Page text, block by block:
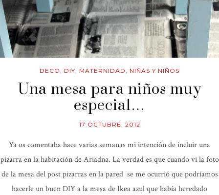
DECO, DIY, MATERNIDAD, NIÑAS Y NIÑOS
Una mesa para niños muy
especial…
17 OCTUBRE, 2012
Ya os comentaba hace varias semanas mi intención de incluir una
pizarra en la habitación de Ariadna. La verdad es que cuando vi la foto
de la mesa del post pizarras en la pared se me ocurrió que podríamos
hacerle un buen DIY a la mesa de Ikea azul que había heredado